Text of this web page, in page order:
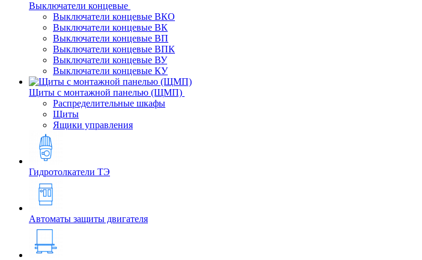
Выключатели концевые
Выключатели концевые ВКО
Выключатели концевые ВК
Выключатели концевые ВП
Выключатели концевые ВПК
Выключатели концевые ВУ
Выключатели концевые КУ
Щиты с монтажной панелью (ЩМП)
Распределительные шкафы
Щиты
Ящики управления
Гидротолкатели ТЭ
Автоматы защиты двигателя